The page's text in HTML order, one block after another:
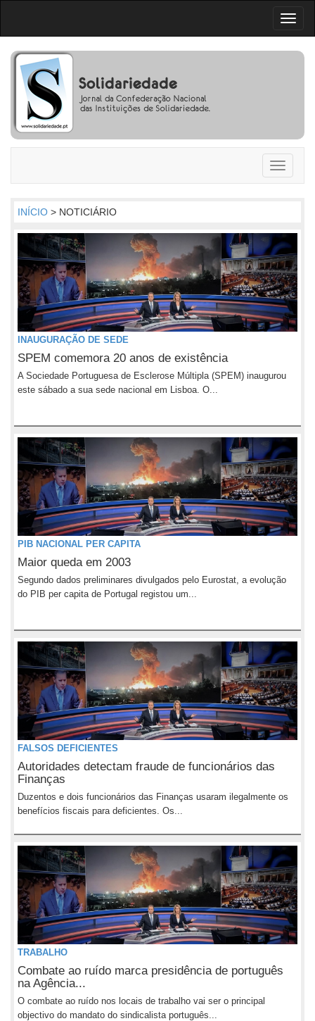
Toggle
INÍCIO > NOTICIÁRIO
INAUGURAÇÃO DE SEDE
SPEM comemora 20 anos de existência
A Sociedade Portuguesa de Esclerose Múltipla (SPEM) inaugurou
este sábado a sua sede nacional em Lisboa. O...
PIB NACIONAL PER CAPITA
Maior queda em 2003
Segundo dados preliminares divulgados pelo Eurostat, a evolução
do PIB per capita de Portugal registou um...
FALSOS DEFICIENTES
Autoridades detectam fraude de funcionários das
Finanças
Duzentos e dois funcionários das Finanças usaram ilegalmente os
benefícios fiscais para deficientes. Os...
TRABALHO
Combate ao ruído marca presidência de português
na Agência...
O combate ao ruído nos locais de trabalho vai ser o principal
objectivo do mandato do sindicalista português...